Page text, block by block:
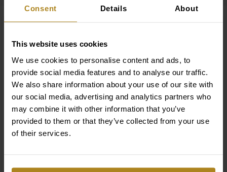
Consent Details About
This website uses cookies
We use cookies to personalise content and ads, to
provide social media features and to analyse our traffic.
We also share information about your use of our site with
our social media, advertising and analytics partners who
may combine it with other information that you’ve
provided to them or that they’ve collected from your use
of their services.
Więcej o produkcie:
Lekki krem do twarzy rozjaśnia przebarwienia
posłoneczne i potrądzikowe. Bogaty w cenne składniki
odżywcze krem o lekkiej konsystencji jest idealny dla
osób, które mają problem z zapychaniem porów i chcą,
aby ich skóra odzyskała jędrność, gładkość i nabrała
zdrowego kolorytu. Przeznaczony dla osób, które nie